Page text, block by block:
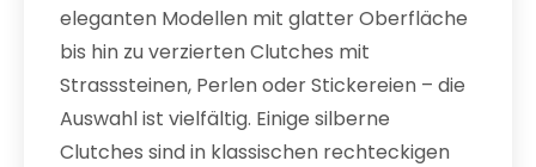
eleganten Modellen mit glatter Oberfläche
bis hin zu verzierten Clutches mit
Strasssteinen, Perlen oder Stickereien – die
Auswahl ist vielfältig. Einige silberne
Clutches sind in klassischen rechteckigen